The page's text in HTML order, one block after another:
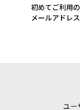
初めてご利用
メールアドレ
ユー